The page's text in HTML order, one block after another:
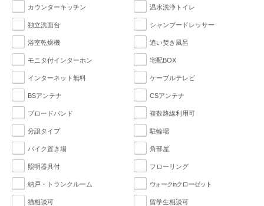
カウンターキッチン 温水洗浄トイレ
独立洗面台 シャンプードレッサー
浴室乾燥機 追い焚き風呂
モニタ付インターホン 宅配BOX
インターネット無料 ケーブルテレビ
BSアンテナ CSアンテナ
ブロードバンド 複数路線利用可
分譲タイプ 駐輪場
バイク置き場 角部屋
照明器具付 フローリング
納戸・トランクルーム ウォークinクローゼット
猫相談可 留学生相談可